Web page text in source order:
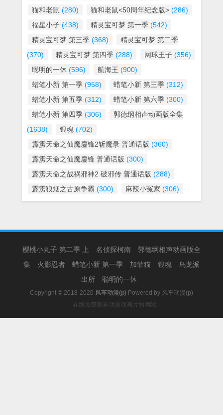
猫和老鼠 (280) 猫和老鼠<50周年纪念版> (286)
福星小子 (438) 精灵宝可梦 第一季 (542)
精灵宝可梦 第三季 (368)
精灵宝可梦 第二季
(370)
精灵宝可梦 第四季 (288) 网球王子 (356)
聪明的一休 (596) 航海王 (900)
蜡笔小新 第一季 (958) 蜡笔小新 第三季 (312)
蜡笔小新 第五季 (312) 蜡笔小新 第六季 (300)
蜡笔小新 第四季 (306)
郭德纲相声动画版全集
(1638)
银魂 (702)
霹雳天命之仙魔鏖锋2斩魔录 普通话版 (360)
霹雳天命之仙魔鏖锋 普通话版 (300)
霹雳天命之战祸邪神2 破邪传 普通话版 (288)
霹雳狼烟之古原争霸 (300) 麻辣小冤家 (306)
樱桃小丸子 第二季 上 名侦探柯南
郭德纲相声动画版全
集
火影忍者 蜡笔小新 第一季 加菲猫 银魂
乌龙派
出所
聪明的一休
Copyright © 2018-2020 风车动漫(p) Powered by 风车动漫(p)
－在线免费观看动漫动画片的网站